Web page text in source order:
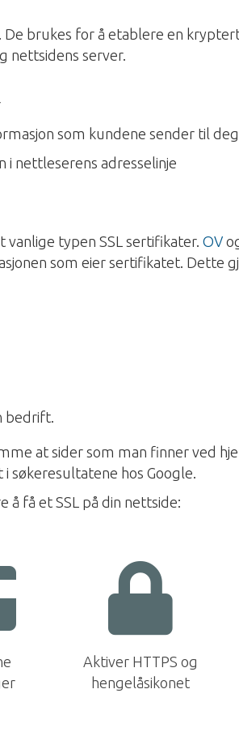
brukes for å etablere en
nettsidens server.
som kundene sender til deg
i nettleserens adresselinje
typen SSL sertifikater. OV
som eier sertifikatet. Dette
bedrift.
at sider som man finner ved
søkeresultatene hos Google.
få et SSL på din nettside:
Aktiver HTTPS og
hengelåsikonet